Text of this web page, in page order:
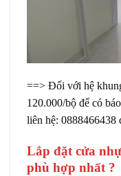
==> Đối với hệ
120.000/bộ để có
liên hệ: 0888466438
Lắp đặt cửa
phù hợp nhất ?